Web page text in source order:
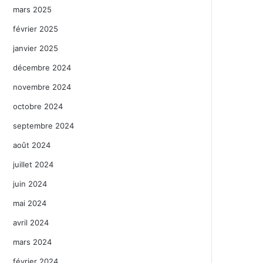
mars 2025
février 2025
janvier 2025
décembre 2024
novembre 2024
octobre 2024
septembre 2024
août 2024
juillet 2024
juin 2024
mai 2024
avril 2024
mars 2024
février 2024